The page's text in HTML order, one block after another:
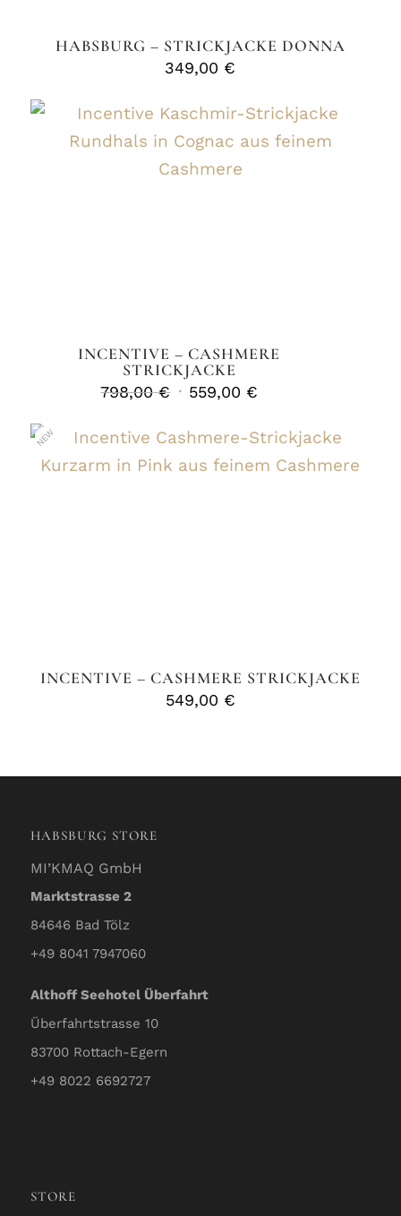
HABSBURG – STRICKJACKE DONNA
349,00 €
INCENTIVE – CASHMERE
STRICKJACKE
798,00€ Ursprünglicher
war:
559,00 €
ist:
559,00 €.
NEW
INCENTIVE – CASHMERE STRICKJACKE
549,00 €
HABSBURG STORE
MI’KMAQ GmbH
Marktstrasse 2
84646 Bad Tölz
+49 8041 7947060
Althoff Seehotel Überfahrt
Überfahrtstrasse 10
83700 Rottach-Egern
+49 8022 6692727
STORE